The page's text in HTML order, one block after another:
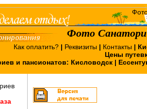
Фото
Как оплатить? | Реквизиты | Контакты |
Цены
и пансионатов: Кисловодск |